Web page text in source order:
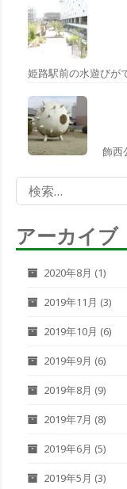
姫路駅前の水遊びが
飾西
アーカイブ
2020年8月 (1)
2019年11月 (3)
2019年10月 (6)
2019年9月 (6)
2019年8月 (9)
2019年7月 (8)
2019年6月 (5)
2019年5月 (3)